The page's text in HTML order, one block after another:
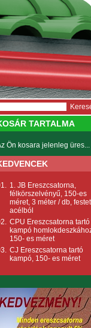
TARTALMA
Ön kosara jelenleg üres...
1. JB Ereszcsatorna,
félkörszelvényű, 150-es
méret, 3 méter / db,
acélból
CPU Ereszcsatorna tartó
kampó
150- es méret
CJ Ereszcsatorna tartó
kampó, 150- es méret